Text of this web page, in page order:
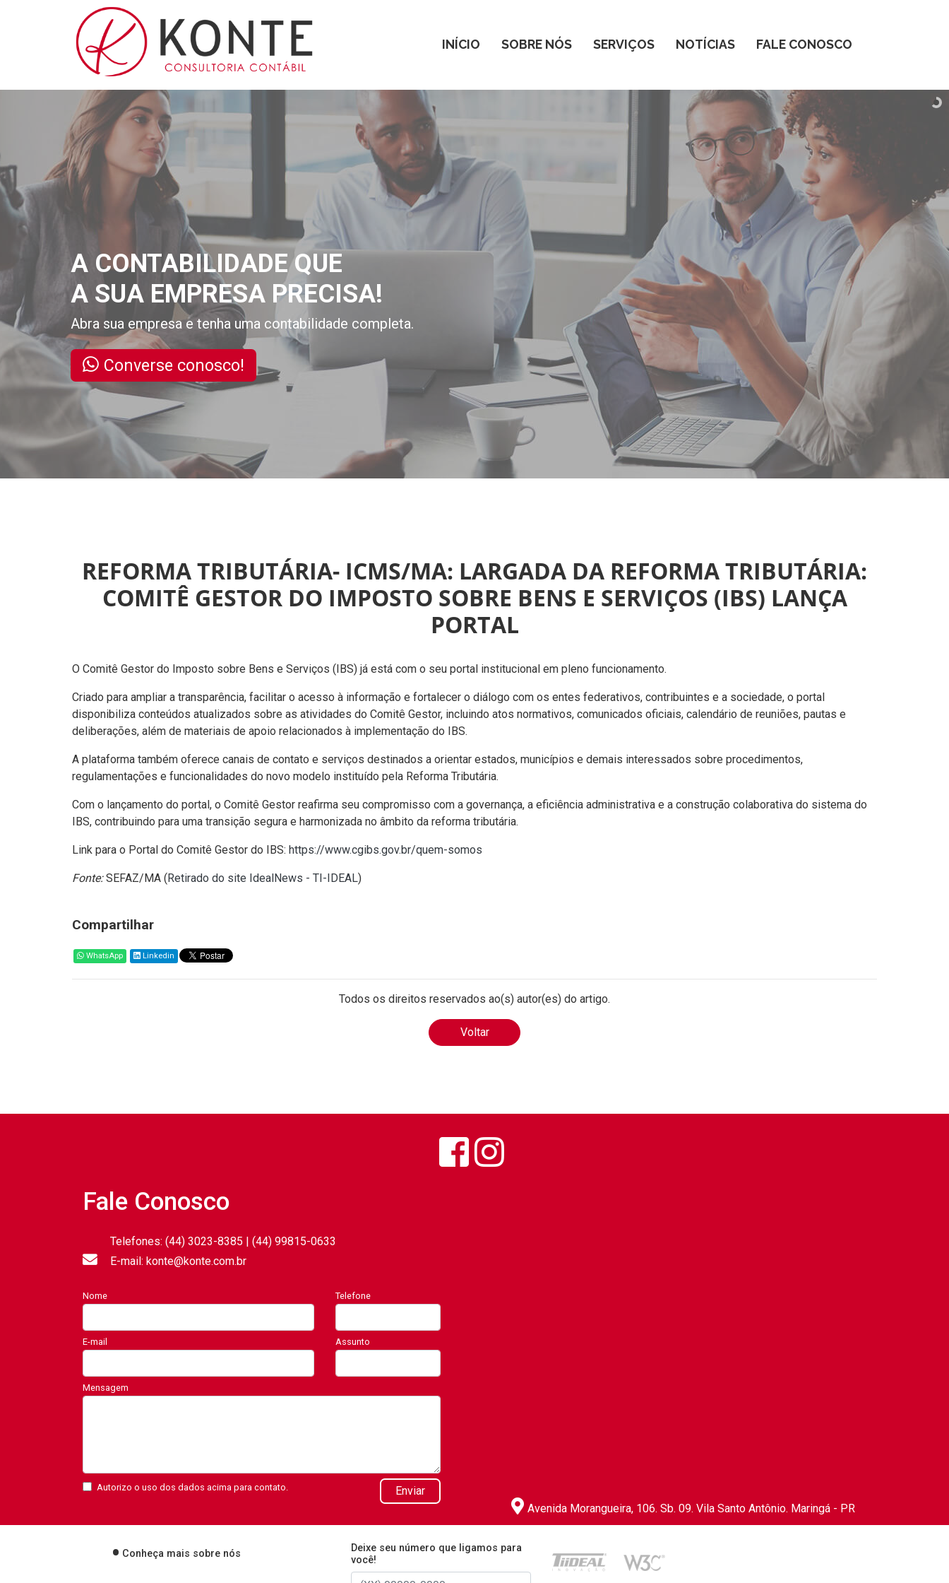
INÍCIO SOBRE NÓS SERVIÇOS NOTÍCIAS FALE CONOSCO
A CONTABILIDADE QUE
A SUA EMPRESA PRECISA!
Abra sua empresa e tenha uma contabilidade completa.
Converse conosco!
REFORMA TRIBUTÁRIA- ICMS/MA: LARGADA DA REFORMA TRIBUTÁRIA:
COMITÊ GESTOR DO IMPOSTO SOBRE BENS E SERVIÇOS (IBS) LANÇA
PORTAL
O Comitê Gestor do Imposto sobre Bens e Serviços (IBS) já está com o seu portal institucional em pleno funcionamento.
Criado para ampliar a transparência, facilitar o acesso à informação e fortalecer o diálogo com os entes federativos, contribuintes e a sociedade, o portal
disponibiliza conteúdos atualizados sobre as atividades do Comitê Gestor, incluindo atos normativos, comunicados oficiais, calendário de reuniões, pautas e
deliberações, além de materiais de apoio relacionados à implementação do IBS.
A plataforma também oferece canais de contato e serviços destinados a orientar estados, municípios e demais interessados sobre procedimentos,
regulamentações e funcionalidades do novo modelo instituído pela Reforma Tributária.
Com o lançamento do portal, o Comitê Gestor reafirma seu compromisso com a governança, a eficiência administrativa e a construção colaborativa do sistema do
IBS, contribuindo para uma transição segura e harmonizada no âmbito da reforma tributária.
Link para o Portal do Comitê Gestor do IBS: https://www.cgibs.gov.br/quem-somos
Fonte:SEFAZ/MA (Retirado do site IdealNews - TI-IDEAL)
Compartilhar
WhatsApp Linkedin
Todos os direitos reservados ao(s) autor(es) do artigo.
Voltar
Fale Conosco
Telefones: (44) 3023-8385 | (44) 99815-0633
E-mail: konte@konte.com.br
Nome Telefone
E-mail Assunto
Mensagem
Autorizo o uso dos dados acima para contato.
Enviar
Avenida Morangueira, 106. Sb. 09. Vila Santo Antônio. Maringá - PR
Conheça mais sobre nós
Deixe seu número que ligamos para
você!